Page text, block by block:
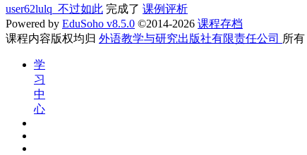
user62lulq_不过如此 完成了 课例评析
Powered by EduSoho v8.5.0 ©2014-2026 课程存档
课程内容版权均归 外语教学与研究出版社有限责任公司 所有
学
习
中
心